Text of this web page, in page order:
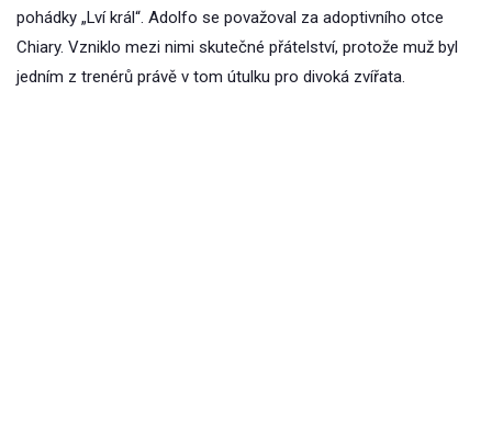
pohádky „Lví král“. Adolfo se považoval za adoptivního otce
Chiary. Vzniklo mezi nimi skutečné přátelství, protože muž byl
jedním z trenérů právě v tom útulku pro divoká zvířata.